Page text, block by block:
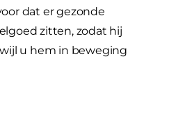
dat er gezonde
zitten, zodat hij
u hem in beweging